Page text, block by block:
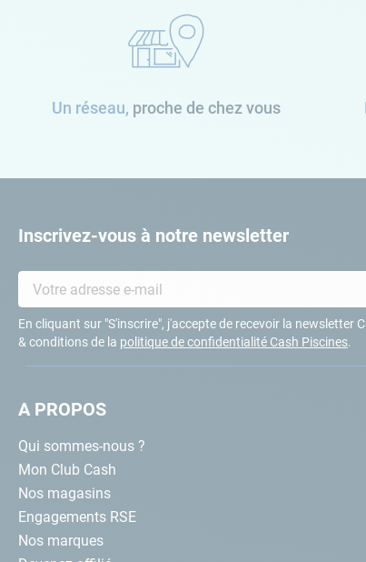
Un réseau, proche de chez vous
Inscrivez-vous à notre newsletter
En cliquant sur "S'inscrire", j'accepte de recevoir la newsletter
& conditions de la politique de confidentialité Cash Piscines.
A PROPOS
Qui sommes-nous ?
Mon Club Cash
Nos magasins
Engagements RSE
Nos marques